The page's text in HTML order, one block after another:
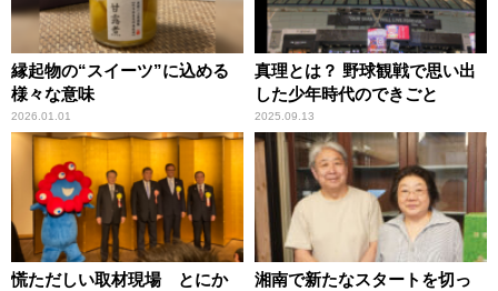
縁起物の“スイーツ”に込める
様々な意味
2026.01.01
真理とは？ 野球観戦で思い出
した少年時代のできごと
2025.09.13
慌ただしい取材現場 とにか
湘南で新たなスタートを切っ